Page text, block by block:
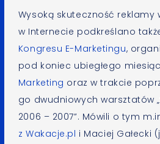
Wysoką skuteczność reklamy
w Internecie podkreślano
Kongresu E-Marketingu,
pod koniec ubiegłego
Marketing oraz w trakcie
go dwudniowych warsztatów
2006 – 2007”. Mówili o tym
z Wakacje.pl i Maciej Gałecki